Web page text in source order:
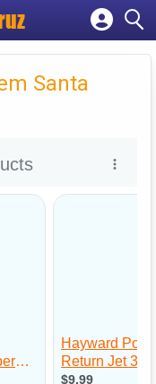
Santa